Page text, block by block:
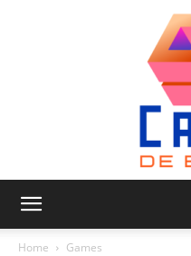
Home Games